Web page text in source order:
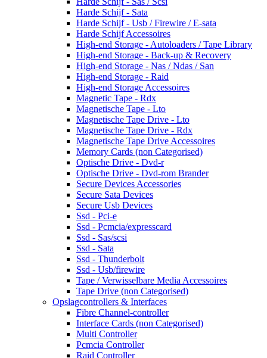
Harde Schijf - Sata
Harde Schijf - Usb / Firewire / E-sata
Harde Schijf Accessoires
High-end Storage - Autoloaders / Tape Library
High-end Storage - Back-up & Recovery
High-end Storage - Nas / Ndas / San
High-end Storage - Raid
High-end Storage Accessoires
Magnetic Tape - Rdx
Magnetische Tape - Lto
Magnetische Tape Drive - Lto
Magnetische Tape Drive - Rdx
Magnetische Tape Drive Accessoires
Memory Cards (non Categorised)
Optische Drive - Dvd-r
Optische Drive - Dvd-rom Brander
Secure Devices Accessories
Secure Sata Devices
Secure Usb Devices
Ssd - Pci-e
Ssd - Pcmcia/expresscard
Ssd - Sas/scsi
Ssd - Sata
Ssd - Thunderbolt
Ssd - Usb/firewire
Tape / Verwisselbare Media Accessoires
Tape Drive (non Categorised)
Opslagcontrollers & Interfaces
Fibre Channel-controller
Interface Cards (non Categorised)
Multi Controller
Pcmcia Controller
Raid Controller